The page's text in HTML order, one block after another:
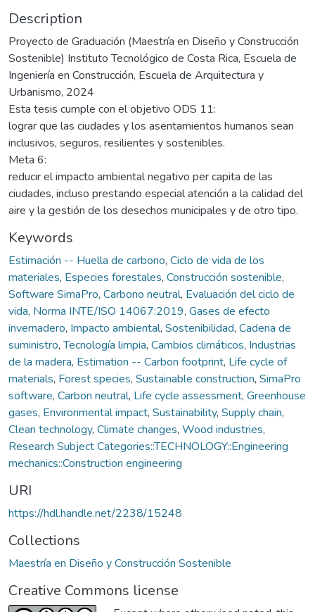
Description
Proyecto de Graduación (Maestría en Diseño y Construcción
Sostenible) Instituto Tecnológico de Costa Rica, Escuela de
Ingeniería en Construcción, Escuela de Arquitectura y
Urbanismo, 2024
Esta tesis cumple con el objetivo ODS 11:
lograr que las ciudades y los asentamientos humanos sean
inclusivos, seguros, resilientes y sostenibles.
Meta 6:
reducir el impacto ambiental negativo per capita de las
ciudades, incluso prestando especial atención a la calidad del
aire y la gestión de los desechos municipales y de otro tipo.
Keywords
Estimación -- Huella de carbono, Ciclo de vida de los
materiales, Especies forestales, Construcción sostenible,
Software SimaPro, Carbono neutral, Evaluación del ciclo de
vida, Norma INTE/ISO 14067:2019, Gases de efecto
invernadero, Impacto ambiental, Sostenibilidad, Cadena de
suministro,Tecnología limpia, Cambios climáticos, Industrias
de la madera, Estimation -- Carbon footprint, Life cycle of
materials, Forest species, Sustainable construction, SimaPro
software, Carbon neutral, Life cycle assessment, Greenhouse
gases, Environmental impact, Sustainability, Supply chain,
Clean technology, Climate changes, Wood industries,
Research Subject Categories::TECHNOLOGY::Engineering
mechanics::Construction engineering
URI
https://hdl.handle.net/2238/15248
Collections
Maestría en Diseño y Construcción Sostenible
Creative Commons license